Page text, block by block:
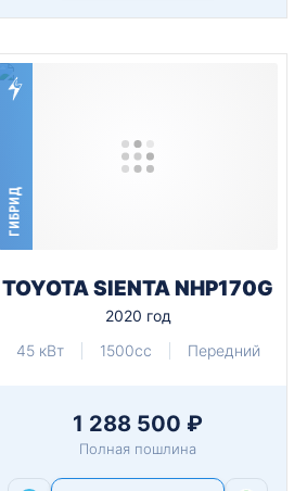
ГИБРИД
TOYOTA SIENTA NHP170G
2020 год
45 кВт
1500cc Передний
1 288 500 ₽
Полная пошлина